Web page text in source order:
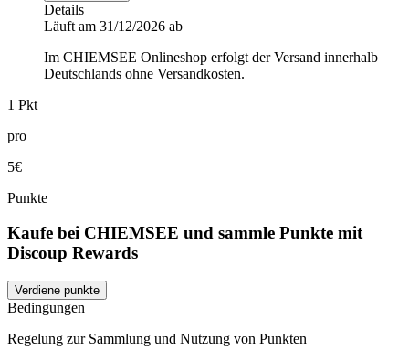
Details
Läuft am 31/12/2026 ab
Im CHIEMSEE Onlineshop erfolgt der Versand innerhalb
Deutschlands ohne Versandkosten.
1 Pkt
pro
5€
Punkte
Kaufe bei CHIEMSEE und sammle Punkte mit
Discoup Rewards
Verdiene punkte
Bedingungen
Regelung zur Sammlung und Nutzung von Punkten